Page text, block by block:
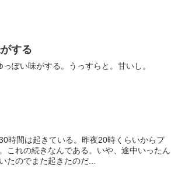
する
ぽい味がする。うっすらと。甘いし。
時間は起きている。昨夜20時くらいからプ
これの続きなんである。いや、途中いったん
たのでまた起きたのだ...